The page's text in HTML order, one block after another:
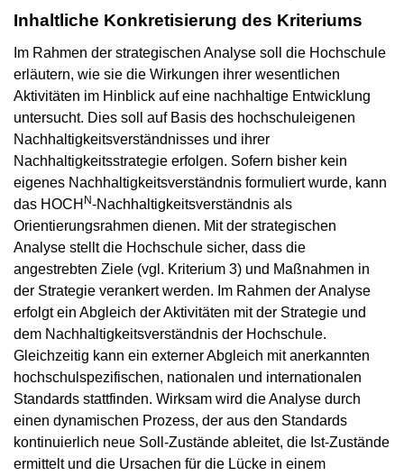
Inhaltliche Konkretisierung des Kriteriums
Im Rahmen der strategischen Analyse soll die Hochschule
erläutern, wie sie die Wirkungen ihrer wesentlichen
Aktivitäten im Hinblick auf eine nachhaltige Entwicklung
untersucht. Dies soll auf Basis des hochschuleigenen
Nachhaltigkeitsverständnisses und ihrer
Nachhaltigkeitsstrategie erfolgen. Sofern bisher kein
eigenes Nachhaltigkeitsverständnis formuliert wurde, kann
das HOCH N-Nachhaltigkeitsverständnis als
Orientierungsrahmen dienen. Mit der strategischen
Analyse stellt die Hochschule sicher, dass die
angestrebten Ziele (vgl. Kriterium 3) und Maßnahmen in
der Strategie verankert werden. Im Rahmen der Analyse
erfolgt ein Abgleich der Aktivitäten mit der Strategie und
dem Nachhaltigkeitsverständnis der Hochschule.
Gleichzeitig kann ein externer Abgleich mit anerkannten
hochschulspezifischen, nationalen und internationalen
Standards stattfinden. Wirksam wird die Analyse durch
einen dynamischen Prozess, der aus den Standards
kontinuierlich neue Soll-Zustände ableitet, die Ist-Zustände
ermittelt und die Ursachen für die Lücke in einem